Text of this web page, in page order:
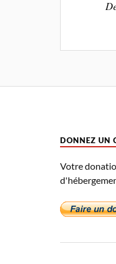
DONNEZ UN
Votre